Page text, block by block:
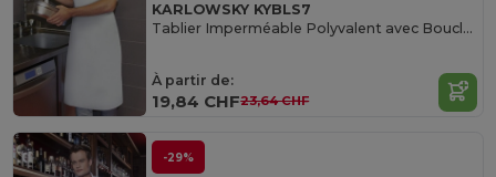
KARLOWSKY KYBLS7
Tablier Imperméable Polyvalent avec Boucle Réglable
À partir de:
19,84 CHF23,64 CHF
-29%